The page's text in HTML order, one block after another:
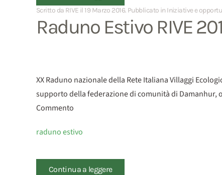
Scritto da RIVE il 19 Marzo 2016. Pubblicato in Iniziative e
Raduno Estivo RIVE
XX Raduno nazionale della Rete Italiana Villaggi
supporto della federazione di comunità di Damanhur,
Commento
raduno estivo
Continua a leggere